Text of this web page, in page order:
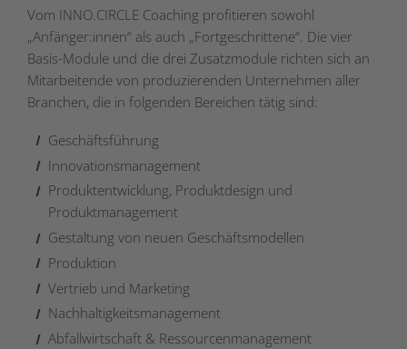
Vom INNO.CIRCLE Coaching profitieren sowohl
„Anfänger:innen“ als auch „Fortgeschrittene“. Die vier
Basis-Module und die drei Zusatzmodule richten sich an
Mitarbeitende von produzierenden Unternehmen aller
Branchen, die in folgenden Bereichen tätig sind:
Geschäftsführung
Innovationsmanagement
Produktentwicklung, Produktdesign und
Produktmanagement
Gestaltung von neuen Geschäftsmodellen
Produktion
Vertrieb und Marketing
Nachhaltigkeitsmanagement
Abfallwirtschaft & Ressourcenmanagement